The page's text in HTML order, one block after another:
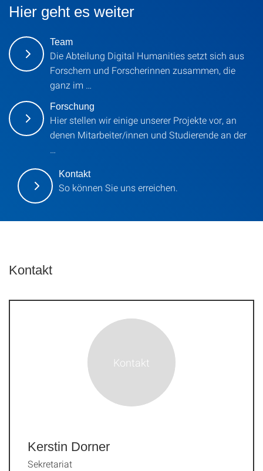
Hier geht es weiter
Team
Die Abteilung Digital Humanities setzt sich aus
Forschern und Forscherinnen zusammen, die
ganz im …
Forschung
Hier stellen wir einige unserer Projekte vor, an
denen Mitarbeiter/innen und Studierende an der
…
Kontakt
So können Sie uns erreichen.
Kontakt
Kerstin Dorner
Sekretariat